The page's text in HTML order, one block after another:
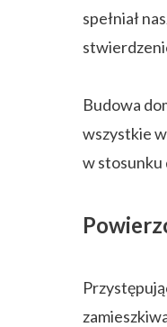
spełniał
Budowa
wszystkie
w stosunku